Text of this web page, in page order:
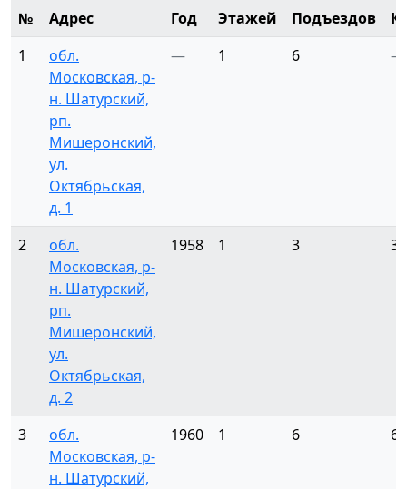
№ Адрес Год Этажей Подъездов
1
обл.
Московская, р-
н. Шатурский,
рп.
Мишеронский,
ул.
Октябрьская,
д. 1
— 1 6 —
2
обл.
Московская, р-
н. Шатурский,
рп.
Мишеронский,
ул.
Октябрьская,
д. 2
1958 1 3 3
3
обл.
Московская, р-
н. Шатурский,
1960 1 6 6